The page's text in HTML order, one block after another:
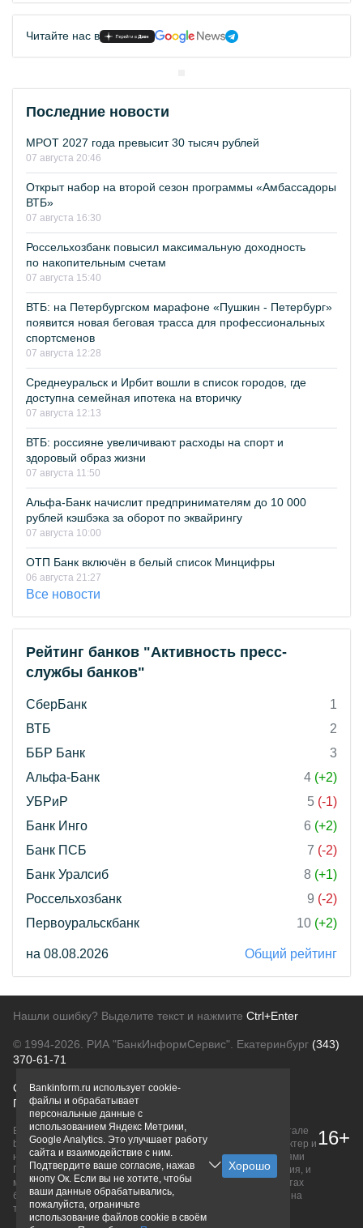
Читайте нас в
Последние новости
МРОТ 2027 года превысит 30 тысяч рублей
07 августа 20:46
Открыт набор на второй сезон программы «Амбассадоры
ВТБ»
07 августа 16:30
Россельхозбанк повысил максимальную доходность
по накопительным счетам
07 августа 15:40
ВТБ: на Петербургском марафоне «Пушкин - Петербург»
появится новая беговая трасса для профессиональных
спортсменов
07 августа 12:28
Среднеуральск и Ирбит вошли в список городов, где
доступна семейная ипотека на вторичку
07 августа 12:13
ВТБ: россияне увеличивают расходы на спорт и
здоровый образ жизни
07 августа 11:50
Альфа-Банк начислит предпринимателям до 10 000
рублей кэшбэка за оборот по эквайрингу
07 августа 10:00
ОТП Банк включён в белый список Минцифры
06 августа 21:27
Все новости
Рейтинг банков "Активность пресс-
службы банков"
СберБанк
1
ВТБ
2
ББР Банк
3
Альфа-Банк
4 (+2)
УБРиР
5 (-1)
Банк Инго
6 (+2)
Банк ПСБ
7 (-2)
Банк Уралсиб
8 (+1)
Россельхозбанк
9 (-2)
Первоуральскбанк
10 (+2)
на 08.08.2026 Общий рейтинг
Нашли ошибку? Выделите текст и нажмите Ctrl+Enter
© 1994-2026. РИА "БанкИнформСервис". Екатеринбург (343)
370-61-71
О проектеПолитика конфиденциальности
Правовая информацияДля рекламодателей
Вся информация о продуктах банков, размещенная на портале
bankinform.ru, носит исключительно ознакомительный характер и
не является публичной офертой, определяемой положениями
ГК РФ. Информация не содержит точного и полного описания, и
может быть изменена. Конечные условия уточняйте на сайтах
банков или при личном обращении. Исключительное право на
товарные знаки принадлежит их правообладателям.
16+
Bankinform.ru использует cookie-
файлы и обрабатывает
персональные данные с
использованием Яндекс Метрики,
Google Analytics. Это улучшает работу
сайта и взаимодействие с ним.
Подтвердите ваше согласие, нажав
кнопу Ок. Если вы не хотите, чтобы
ваши данные обрабатывались,
пожалуйста, ограничьте
использование файлов cookie в своём